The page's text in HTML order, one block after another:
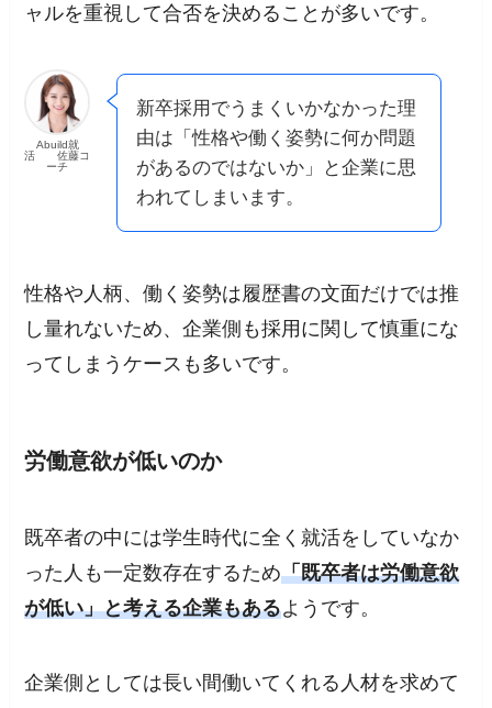
ャルを重視して合否を決めることが多いです。
Abuild就
活 佐藤コ
ーチ
新卒採用でうまくいかなかった理
由は「性格や働く姿勢に何か問題
があるのではないか」と企業に思
われてしまいます。
性格や人柄、働く姿勢は履歴書の文面だけでは推
し量れないため、企業側も採用に関して慎重にな
ってしまうケースも多いです。
労働意欲が低いのか
既卒者の中には学生時代に全く就活をしていなか
った人も一定数存在するため「既卒者は労働意欲
が低い」と考える企業もあるようです。
企業側としては長い間働いてくれる人材を求めて